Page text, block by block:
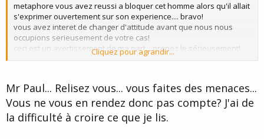
metaphore vous avez reussi a bloquer cet homme alors qu'il allait
s'exprimer ouvertement sur son experience.... bravo!
vous avez interet de changer d'attitude avant que nous nous
occupions serieusement de votre cas!
ceci est un avertissement de ma part....prenez le sérieusement!
la plaisanterie a assez durée!
paul.
Cliquez pour agrandir...
Mr Paul... Relisez vous... vous faites des menaces...
Vous ne vous en rendez donc pas compte? J'ai de
la difficulté à croire ce que je lis.